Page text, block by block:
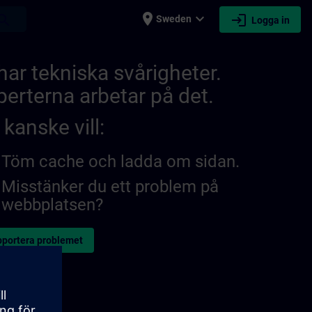
place Sweden expand_more login Logga in
tekniska svårigheter.
arbetar på det.
kanske vill:
Töm cache och ladda om sidan.
Misstänker du ett problem på
webbplatsen?
problemet